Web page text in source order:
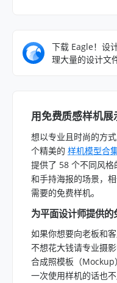
下载 Eagle！设
理大量的设计文
用免费质感样机
想以专业且时尚的方
个精美的 样机模型合
提供了 58 个不同风
和手持海报的场景，
需要的免费样机。
为平面设计师提供的
如果你想要向老板和
不想花大钱请专业摄
合成照模板（Mockup
一次使用样机的话也